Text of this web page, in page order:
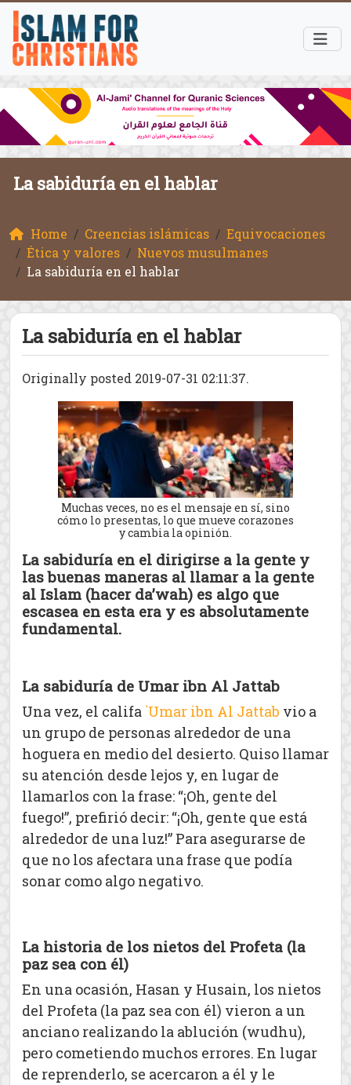
La sabiduría en el hablar
Home Creencias islámicas
Equivocaciones
Ética y valores
Nuevos musulmanes
La sabiduría en el hablar
La sabiduría en el hablar
Originally posted 2019-07-31 02:11:37.
Muchas veces, no es el mensaje en sí, sino
cómo lo presentas, lo que mueve corazones
y cambia la opinión.
La sabiduría en el dirigirse a la gente y
las buenas maneras al llamar a la gente
al Islam (hacer da’wah) es algo que
escasea en esta era y es absolutamente
fundamental.
La sabiduría de Umar ibn Al Jattab
Una vez, el califa`Umar ibn Al Jattab vio a
un grupo de personas alrededor de una
hoguera en medio del desierto. Quiso llamar
su atención desde lejos y, en lugar de
llamarlos con la frase: “¡Oh, gente del
fuego!”, prefirió decir: “¡Oh, gente que está
alrededor de una luz!” Para asegurarse de
que no los afectara una frase que podía
sonar como algo negativo.
La historia de los nietos del Profeta (la
paz sea con él)
En una ocasión, Hasan y Husain, los nietos
del Profeta (la paz sea con él) vieron a un
anciano realizando la ablución (wudhu),
pero cometiendo muchos errores. En lugar
de reprenderlo, se acercaron a él y le